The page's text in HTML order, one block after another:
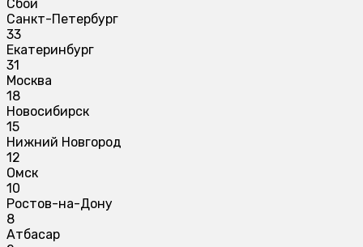
Сбои
Санкт-Петербург
33
Екатеринбург
31
Москва
18
Новосибирск
15
Нижний Новгород
12
Омск
10
Ростов-на-Дону
8
Атбасар